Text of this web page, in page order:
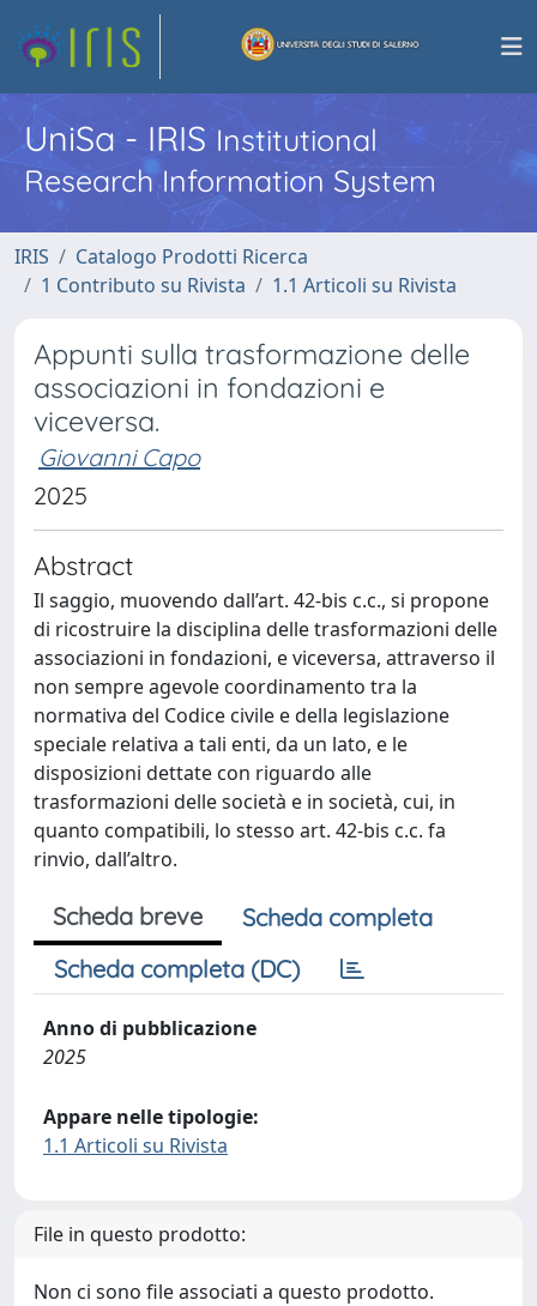
UniSa - IRISInstitutional
Research Information System
IRIS
Catalogo Prodotti Ricerca
1 Contributo su Rivista
1.1 Articoli su Rivista
Appunti sulla trasformazione delle
associazioni in fondazioni e
viceversa.
Giovanni Capo
2025
Abstract
Il saggio, muovendo dall’art. 42-bis c.c., si propone
di ricostruire la disciplina delle trasformazioni delle
associazioni in fondazioni, e viceversa, attraverso il
non sempre agevole coordinamento tra la
normativa del Codice civile e della legislazione
speciale relativa a tali enti, da un lato, e le
disposizioni dettate con riguardo alle
trasformazioni delle società e in società, cui, in
quanto compatibili, lo stesso art. 42-bis c.c. fa
rinvio, dall’altro.
Scheda breve
Scheda completa
Scheda completa (DC)
Anno di pubblicazione
2025
Appare nelle tipologie:
1.1 Articoli su Rivista
File in questo prodotto:
Non ci sono file associati a questo prodotto.